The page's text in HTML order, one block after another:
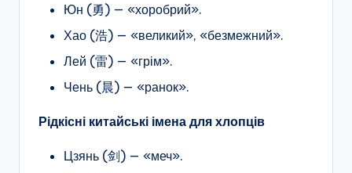
Юн (勇) — «хоробрий».
Хао (浩) — «великий», «безмежний».
Лей (雷) — «грім».
Чень (晨) — «ранок».
Рідкісні китайські імена для хлопців
Цзянь (剑) — «меч».